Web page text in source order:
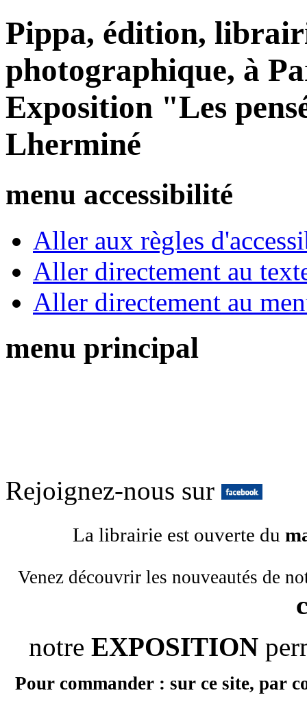
Pippa, édition,
photographique, à
Exposition "Les
Lherminé
menu accessibilité
Aller aux règles
Aller directement au
Aller directement au
menu principal
Rejoignez-nous sur
La librairie est ouverte du
Venez découvrir les nouveautés de
notre EXPOSITION
Pour commander : sur ce site, par